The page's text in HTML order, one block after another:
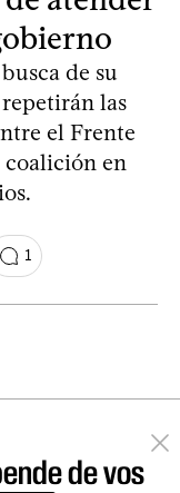
de su
las
el Frente
en
1
de vos